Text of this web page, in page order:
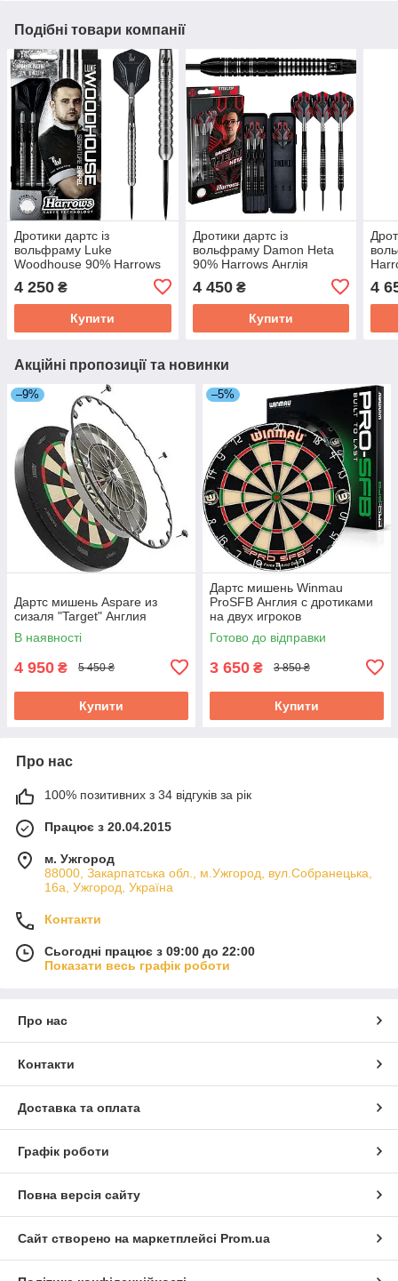
Подібні товари компанії
Дротики дартс із
вольфраму Luke
Woodhouse 90% Harrows
4 250 ₴
Купити
Дротики дартс із
вольфраму Damon Heta
90% Harrows Англія
4 450₴
Купити
4
Акційні пропозиції та новинки
–9%
Дартс мишень Aspare из
сизаля "Target" Англия
В наявності
4 950 ₴ 5 450 ₴
Купити
–5%
Дартс мишень Winmau
ProSFB Англия с дротиками
на двух игроков
Готово до відправки
3 650 ₴ 3 850 ₴
Купити
Про нас
100% позитивних з 34 відгуків за рік
Працює з 20.04.2015
м. Ужгород
88000, Закарпатська обл., м.Ужгород, вул.Собранецька,
16а, Ужгород, Україна
Контакти
Сьогодні працює з 09:00 до 22:00
Показати весь графік роботи
Про нас
Контакти
Доставка та оплата
Графік роботи
Повна версія сайту
Сайт створено на маркетплейсі Prom.ua